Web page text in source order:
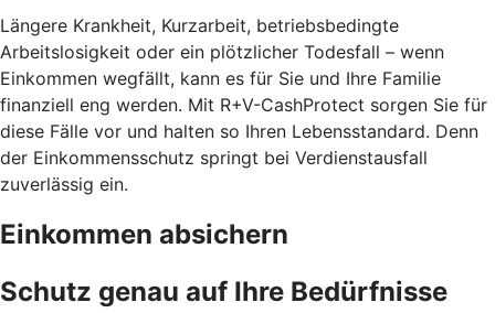
Längere Krankheit, Kurzarbeit, betriebsbedingte
Arbeitslosigkeit oder ein plötzlicher Todesfall – wenn
Einkommen wegfällt, kann es für Sie und Ihre Familie
finanziell eng werden. Mit R+V-CashProtect sorgen Sie für
diese Fälle vor und halten so Ihren Lebensstandard. Denn
der Einkommensschutz springt bei Verdienstausfall
zuverlässig ein.
Einkommen absichern
Schutz genau auf Ihre Bedürfnisse